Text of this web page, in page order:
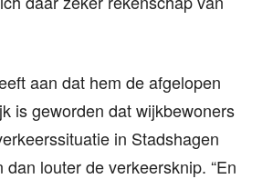
aan dat hem de afgelopen
is geworden dat wijkbewoners
in Stadshagen
dan louter de verkeersknip. “En